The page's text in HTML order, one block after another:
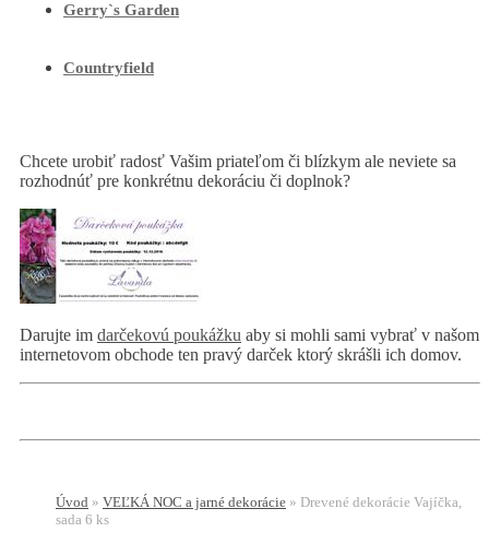
Gerry`s Garden
Countryfield
Chcete urobiť radosť Vašim priateľom či blízkym ale neviete sa
rozhodnúť pre konkrétnu dekoráciu či doplnok?
Darujte im darčekovú poukážku aby si mohli sami vybrať v našom
internetovom obchode ten pravý darček ktorý skrášli ich domov.
Úvod » VEĽKÁ NOC a jarné dekorácie » Drevené dekorácie Vajíčka,
sada 6 ks